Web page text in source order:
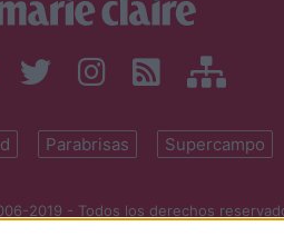
Parabrisas Supercampo
2019 - Todos los derechos